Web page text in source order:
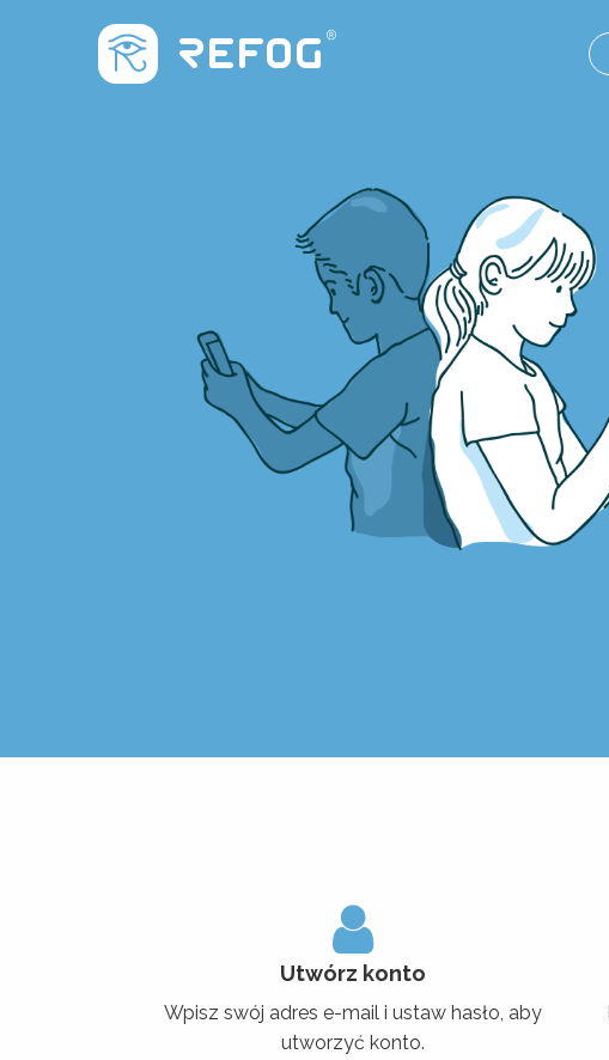
Utwórz konto
Wpisz swój adres e-mail i ustaw hasło, aby
utworzyć konto.